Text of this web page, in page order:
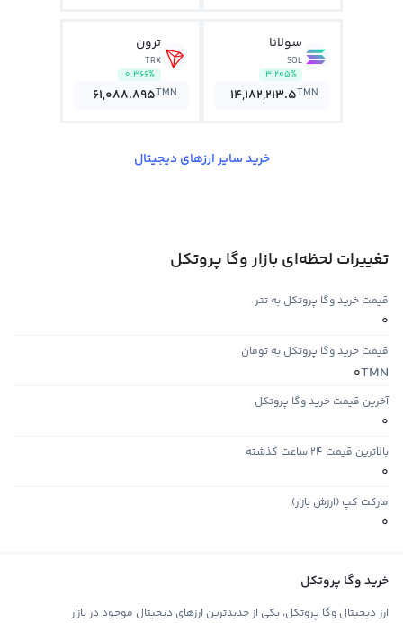
سولانا
SOL
3.205%
14,182,213.5TMN
ترون
TRX
0.366%
61,088.895TMN
خرید سایر ارزهای دیجیتال
تغییرات لحظه‌ای بازار وگا پروتکل
قیمت خرید وگا پروتکل به تتر
0
قیمت خرید وگا پروتکل به تومان
TMN
0
آخرین قیمت خرید وگا پروتکل
0
بالاترین قیمت ۲۴ ساعت گذشته
0
مارکت کپ (ارزش بازار)
0
خرید وگا پروتکل
ارز دیجیتال وگا پروتکل، یکی از جدیدترین ارزهای دیجیتال موجود در بازار